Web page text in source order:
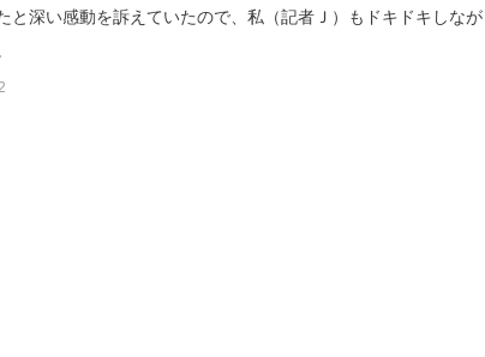
と深い感動を訴えていたので、私（記者Ｊ）もドキドキしな